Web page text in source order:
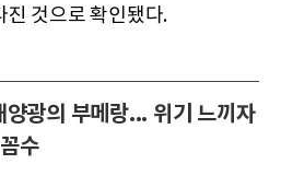
진 것으로 확인됐다.
광의 부메랑... 위기 느끼자
수